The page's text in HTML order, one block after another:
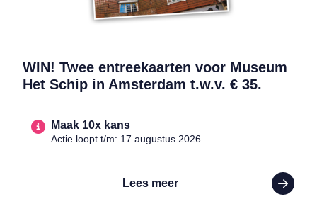
WIN! Twee entreekaarten voor Museum
Het Schip in Amsterdam t.w.v. € 35.
Maak 10x kans
Actie loopt t/m: 17 augustus 2026
Lees meer